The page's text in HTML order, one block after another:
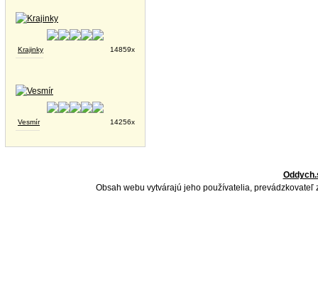
Krajinky 14859x
Vesmír 14256x
Obsah webu vytvárajú jeho používatelia,